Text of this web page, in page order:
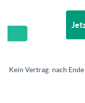
Kein Vertrag: nach